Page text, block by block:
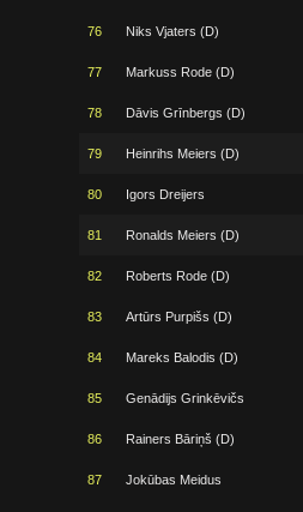
76 Niks Vjaters (D)
77 Markuss Rode (D)
78 Dāvis Grīnbergs (D)
79 Heinrihs Meiers (D)
80 Igors Dreijers
81 Ronalds Meiers (D)
82 Roberts Rode (D)
83 Artūrs Purpišs (D)
84 Mareks Balodis (D)
85 Genādijs Grinkēvičs
86 Rainers Bāriņš (D)
87 Jokūbas Meidus